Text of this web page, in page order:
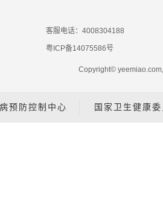
客服电话：4008304188
粤ICP备14075586号
Copyright©
预防控制中心 国家卫生健康